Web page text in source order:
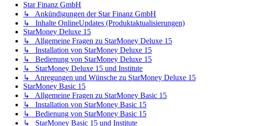
Star Finanz GmbH
↳ Ankündigungen der Star Finanz GmbH
↳ Inhalte OnlineUpdates (Produktaktualisierungen)
StarMoney Deluxe 15
↳ Allgemeine Fragen zu StarMoney Deluxe 15
↳ Installation von StarMoney Deluxe 15
↳ Bedienung von StarMoney Deluxe 15
↳ StarMoney Deluxe 15 und Institute
↳ Anregungen und Wünsche zu StarMoney Deluxe 15
StarMoney Basic 15
↳ Allgemeine Fragen zu StarMoney Basic 15
↳ Installation von StarMoney Basic 15
↳ Bedienung von StarMoney Basic 15
↳ StarMoney Basic 15 und Institute